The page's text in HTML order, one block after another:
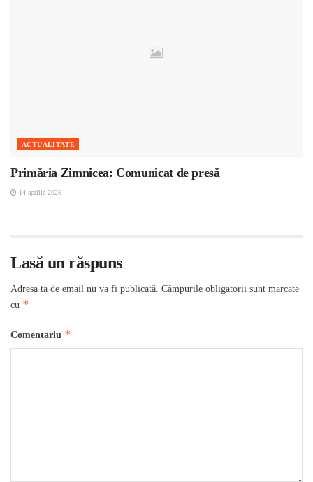
ACTUALITATE
Primăria Zimnicea: Comunicat de presă
14 aprilie 2026
Lasă un răspuns
Adresa ta de email nu va fi publicată. Câmpurile obligatorii sunt marcate
cu *
Comentariu *